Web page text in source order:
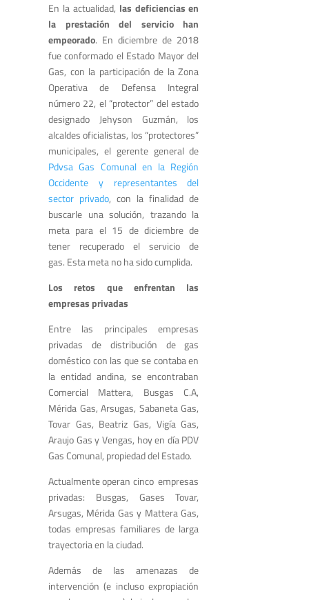
En la actualidad, las deficiencias en
la prestación del servicio han
empeorado. En diciembre de 2018
fue conformado el Estado Mayor del
Gas, con la participación de la Zona
Operativa de Defensa Integral
número 22, el “protector” del estado
designado Jehyson Guzmán, los
alcaldes oficialistas, los “protectores”
municipales, el gerente general de
Pdvsa Gas Comunal en la Región
Occidente y representantes del
sector privado, con la finalidad de
buscarle una solución, trazando la
meta para el 15 de diciembre de
tener recuperado el servicio de
gas. Esta meta no ha sido cumplida.
Los retos que enfrentan las
empresas privadas
Entre las principales empresas
privadas de distribución de gas
doméstico con las que se contaba en
la entidad andina, se encontraban
Comercial Mattera, Busgas C.A,
Mérida Gas, Arsugas, Sabaneta Gas,
Tovar Gas, Beatriz Gas, Vigía Gas,
Araujo Gas y Vengas, hoy en día PDV
Gas Comunal, propiedad del Estado.
Actualmente operan cinco empresas
privadas: Busgas, Gases Tovar,
Arsugas, Mérida Gas y Mattera Gas,
todas empresas familiares de larga
trayectoria en la ciudad.
Además de las amenazas de
intervención (e incluso expropiación